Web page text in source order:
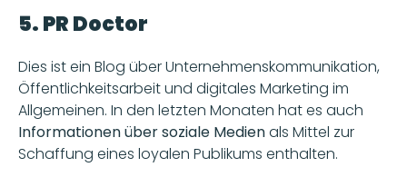
5. PR Doctor
Dies ist ein Blog über Unternehmenskommunikation,
Öffentlichkeitsarbeit und digitales Marketing im
Allgemeinen. In den letzten Monaten hat es auch
Informationen über soziale Medien als Mittel zur
Schaffung eines loyalen Publikums enthalten.